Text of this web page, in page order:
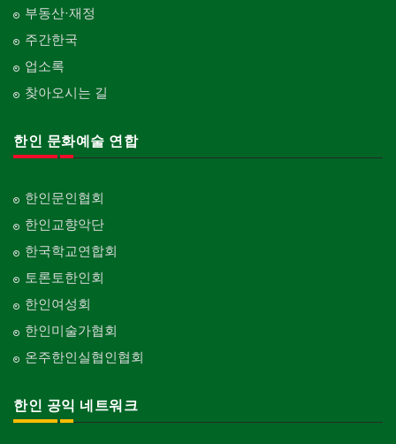
부동산·재정
주간한국
업소록
찾아오시는 길
한인 문화예술 연합
한인문인협회
한인교향악단
한국학교연합회
토론토한인회
한인여성회
한인미술가협회
온주한인실협인협회
한인 공익 네트워크